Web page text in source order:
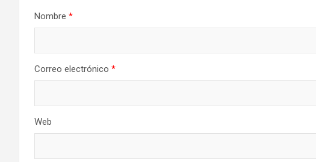
Nombre *
Correo electrónico *
Web